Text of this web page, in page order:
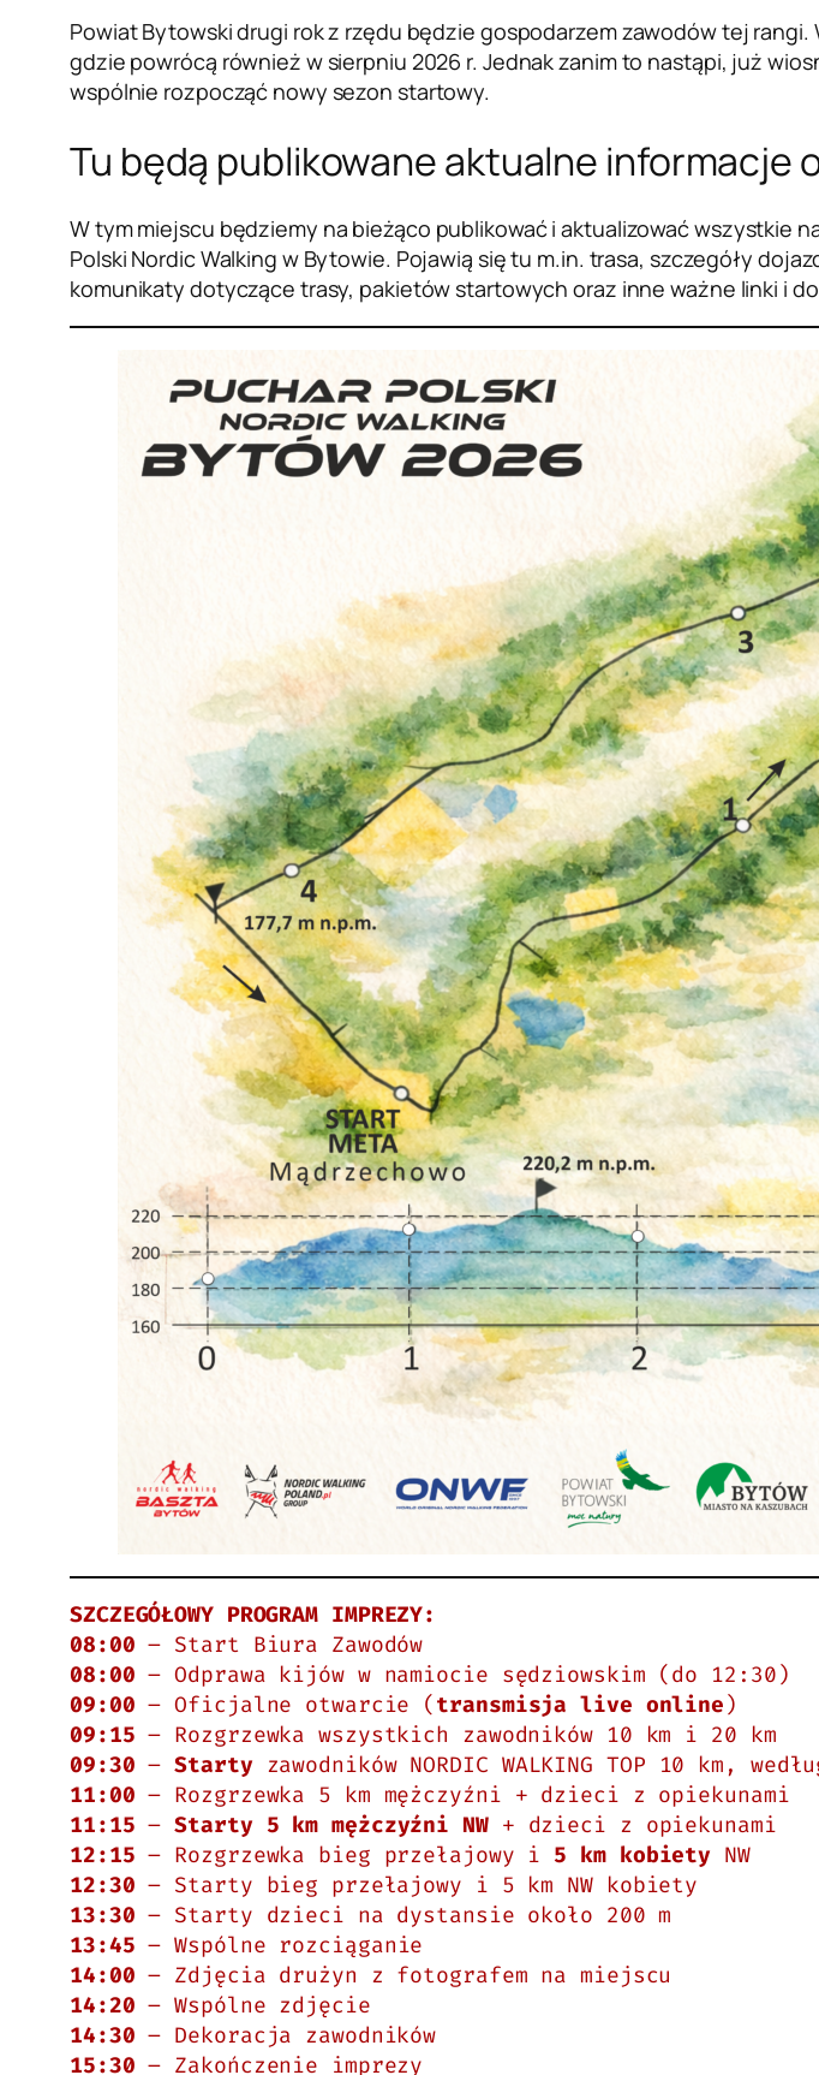
Powiat Bytowski drugi rok z rzędu będzie gospodarzem zawodów tej
gdzie powrócą również w sierpniu 2026 r. Jednak zanim to nastąpi, już
wspólnie rozpocząć nowy sezon startowy.
Tu będą publikowane aktualne informacje
W tym miejscu będziemy na bieżąco publikować i aktualizować wszystkie
Polski Nordic Walking w Bytowie. Pojawią się tu m.in. trasa, szczegóły
komunikaty dotyczące trasy, pakietów startowych oraz inne ważne linki i
SZCZEGÓŁOWY PROGRAM IMPREZY:
08:00 – Start Biura Zawodów
08:00 – Odprawa kijów w namiocie sędziowskim (do 12:30)
09:00 – Oficjalne otwarcie (transmisja live online)
09:15 – Rozgrzewka wszystkich zawodników 10 km i 20 km
09:30 –Startyzawodników NORDIC WALKING TOP 10 km,
11:00 – Rozgrzewka 5 km mężczyźni + dzieci z opiekunami
11:15 –Starty 5 km mężczyźni NW+ dzieci z opiekunami
12:15 – Rozgrzewka bieg przełajowy i 5 km kobiety NW
12:30 – Starty bieg przełajowy i 5 km NW kobiety
13:30 – Starty dzieci na dystansie około 200 m
13:45– Wspólne rozciąganie
14:00 – Zdjęcia drużyn z fotografem na miejscu
14:20 – Wspólne zdjęcie
14:30 – Dekoracja zawodników
15:30 – Zakończenie imprezy